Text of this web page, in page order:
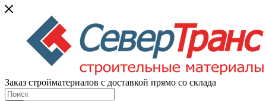
Заказ стройматериалов с доставкой прямо со склада